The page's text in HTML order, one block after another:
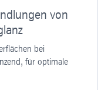
von
bei
für optimale